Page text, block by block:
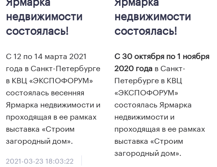
недвижимости
состоялась!
С 12 по 14 марта 2021
года в Санкт-Петербурге
в КВЦ «ЭКСПОФОРУМ»
состоялась весенняя
Ярмарка недвижимости и
проходящая в ее рамках
выставка «Строим
загородный дом».
2021-03-23 18:03:22
недвижимости
состоялась!
С 30 октября по 1 ноября
2020 года в Санкт-
Петербурге в КВЦ
«ЭКСПОФОРУМ»
состоялась Ярмарка
недвижимости и
проходящая в ее рамках
выставка «Строим
загородный дом».